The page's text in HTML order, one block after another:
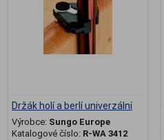
Držák holí a berlí univerzální
Výrobce: Sungo Europe
Katalogové číslo: R-WA 3412